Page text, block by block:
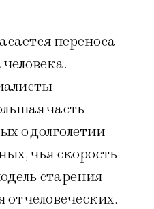
переноса
часть
о долголетии
чья скорость
старения
человеческих.